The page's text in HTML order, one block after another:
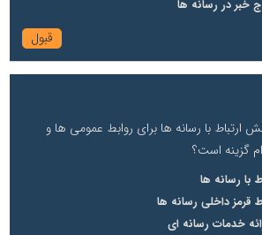
در رسانه ها
با رسانه ها برای روابط عمومی ها و
گزینه است؟
با رسانه ها
داخلی رسانه ها
خدمات رسانه ای